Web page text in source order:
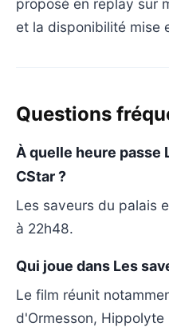
proposé en replay sur
et la disponibilité mise
Questions
À quelle heure passe
CStar ?
Les saveurs du palais
à 22h48.
Qui joue dans Les
Le film réunit
d'Ormesson,